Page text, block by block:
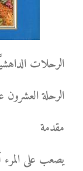
الرحلات
الرحلة العشرون عام
مقدمة
يصعب على المرء